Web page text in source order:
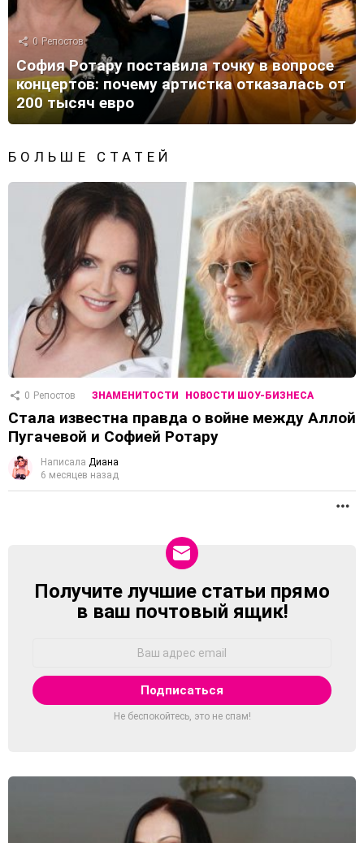
0 Репостов
София Ротару поставила точку в вопросе
концертов: почему артистка отказалась от
200 тысяч евро
БОЛЬШЕ СТАТЕЙ
0 Репостов ЗНАМЕНИТОСТИ НОВОСТИ ШОУ-БИЗНЕСА
Стала известна правда о войне между Аллой
Пугачевой и Софией Ротару
Написала Диана
6 месяцев назад
NEWSLETTER
Получите лучшие статьи прямо
в ваш почтовый ящик!
Не беспокойтесь, это не спам!